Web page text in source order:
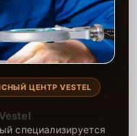
ЦЕНТР VESTEL
специализируется